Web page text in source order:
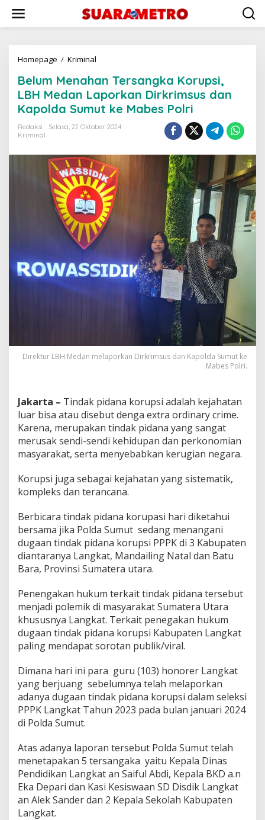
konten
Homepage / Kriminal
Tersangka
Korupsi,
LBH
Medan
Laporkan
Kapolda
Sumut
ke
Mabes
Polri
Belum Menahan Tersangka Korupsi,
LBH Medan Laporkan Dirkrimsus dan
Kapolda Sumut ke Mabes Polri
Redaksi
Selasa, 22 Oktober 2024
Kriminal
Direktur LBH Medan melaporkan Dirkrimsus dan Kapolda Sumut ke
Mabes Polri.
Jakarta – Tindak pidana korupsi adalah kejahatan
luar bisa atau disebut denga extra ordinary crime.
Karena, merupakan tindak pidana yang sangat
merusak sendi-sendi kehidupan dan perkonomian
masyarakat, serta menyebabkan kerugian negara.
Korupsi juga sebagai kejahatan yang sistematik,
kompleks dan terancana.
Berbicara tindak pidana korupasi hari diketahui
bersama jika Polda Sumut sedang menangani
dugaan tindak pidana korupsi PPPK di 3 Kabupaten
diantaranya Langkat, Mandailing Natal dan Batu
Bara, Provinsi Sumatera utara.
Penengakan hukum terkait tindak pidana tersebut
menjadi polemik di masyarakat Sumatera Utara
khususnya Langkat. Terkait penegakan hukum
dugaan tindak pidana korupsi Kabupaten Langkat
paling mendapat sorotan publik/viral.
Dimana hari ini para guru (103) honorer Langkat
yang berjuang sebelumnya telah melaporkan
adanya dugaan tindak pidana korupsi dalam seleksi
PPPK Langkat Tahun 2023 pada bulan januari 2024
di Polda Sumut.
Atas adanya laporan tersebut Polda Sumut telah
menetapakan 5 tersangaka yaitu Kepala Dinas
Pendidikan Langkat an Saiful Abdi, Kepala BKD a.n
Eka Depari dan Kasi Kesiswaan SD Disdik Langkat
an Alek Sander dan 2 Kepala Sekolah Kabupaten
Langkat.